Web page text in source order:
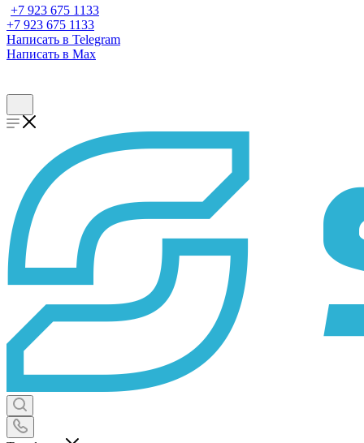
+7 923 675 1133
+7 923 675 1133
Написать в Telegram
Написать в Max